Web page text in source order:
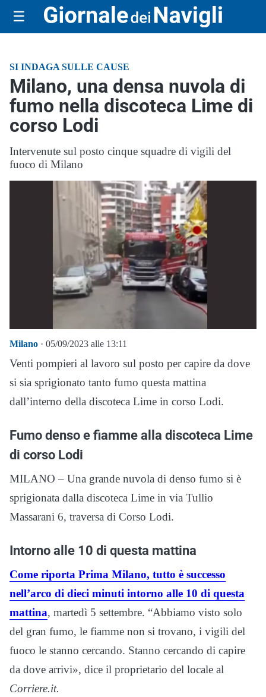
☰
SI INDAGA SULLE CAUSE
Milano, una densa nuvola di
fumo nella discoteca Lime di
corso Lodi
Intervenute sul posto cinque squadre di vigili del
fuoco di Milano
Milano · 05/09/2023 alle 13:11
Venti pompieri al lavoro sul posto per capire da dove
si sia sprigionato tanto fumo questa mattina
dall’interno della discoteca Lime in corso Lodi.
Fumo denso e fiamme alla discoteca Lime
di corso Lodi
MILANO – Una grande nuvola di denso fumo si è
sprigionata dalla discoteca Lime in via Tullio
Massarani 6, traversa di Corso Lodi.
Intorno alle 10 di questa mattina
Come riporta Prima Milano, tutto è successo
nell’arco di dieci minuti intorno alle 10 di questa
mattina, martedì 5 settembre. “Abbiamo visto solo
del gran fumo, le fiamme non si trovano, i vigili del
fuoco le stanno cercando. Stanno cercando di capire
da dove arrivi», dice il proprietario del locale al
Corriere.it.